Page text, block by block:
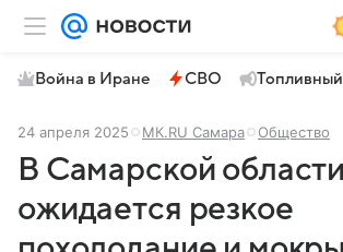
Война в Иране СВО
24 апреля 2025 МК.RU Самара Общество
В Самарской области
ожидается резкое